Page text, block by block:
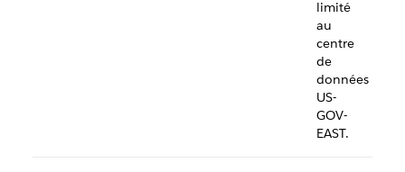
limité
au
centre
de
données
US-
GOV-
EAST.